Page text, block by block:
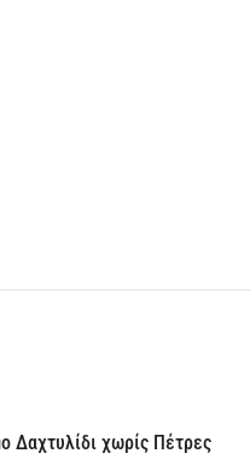
Δαχτυλίδι χωρίς Πέτρες